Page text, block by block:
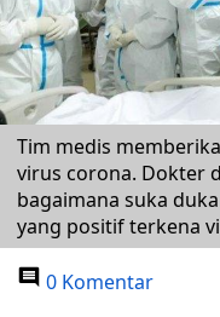
Tim medis
virus corona. Dokter
bagaimana suka
yang positif terkena
0 Komentar